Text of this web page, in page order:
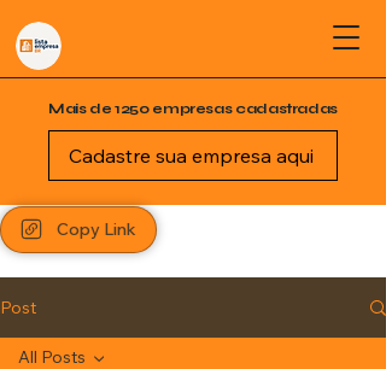
Mais de 1250 empresas cadastradas
Cadastre sua empresa aqui
Copy Link
Post
All Posts